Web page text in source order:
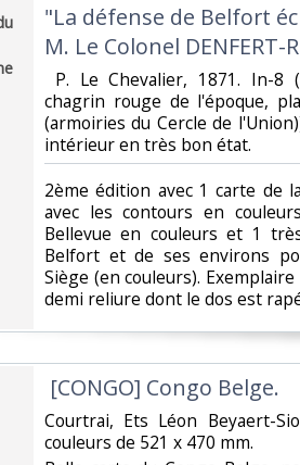
‎"La défense de Belfort
M. Le Colonel DENFERT-
P. Le Chevalier, 1871. In-8
chagrin rouge de l'époque,
(armoiries du Cercle de
intérieur en très bon état.‎
‎2ème édition avec 1 carte de
avec les contours en
Bellevue en couleurs et 1
Belfort et de ses environs
Siège (en couleurs).
demi reliure dont le dos est
‎ [CONGO] Congo Belge.‎
‎Courtrai, Ets Léon Beyaert-
couleurs de 521 x 470 mm.‎